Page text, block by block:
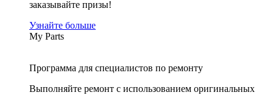
заказывайте призы!
Узнайте больше
My Parts
Программа для специалистов по ремонту
Выполняйте ремонт с использованием оригинальных